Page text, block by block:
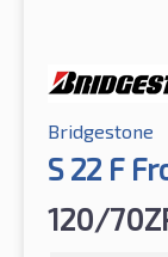
Bridgestone
S 22 F
120/